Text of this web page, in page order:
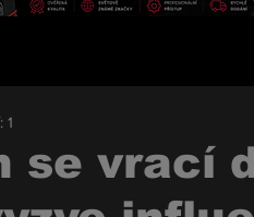
se vrací
1